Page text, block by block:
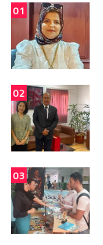
01
02
03